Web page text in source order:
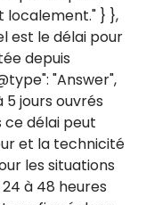
localement." } },
est le délai pour
depuis
"Answer",
5 jours ouvrés
ce délai peut
et la technicité
les situations
à 48 heures